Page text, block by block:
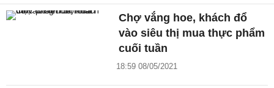
Chợ vắng hoe, khách đổ
vào siêu thị mua thực phẩm
cuối tuần
18:59 08/05/2021